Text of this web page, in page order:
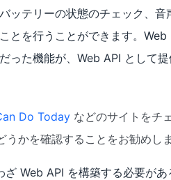
ッテリーの状態のチェック、音
とを行うことができます。
った機能が、Web API として
Do Today などのサイトをチ
かを確認することをお勧めしま
Web API を構築する必要があ